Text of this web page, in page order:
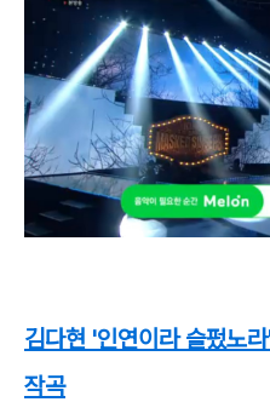
김다현 '인연이라 슬펐노
작곡